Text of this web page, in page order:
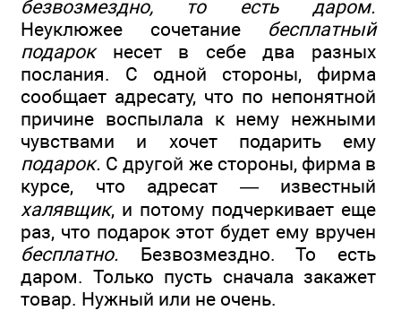
безвозмездно, то есть даром.
Неуклюжее сочетание бесплатный
подарокнесет в себе два разных
послания. С одной стороны, фирма
сообщает адресату, что по непонятной
причине воспылала к нему нежными
чувствами и хочет подарить ему
подарок. С другой же стороны, фирма в
курсе, что адресат — известный
халявщик, и потому подчеркивает еще
раз, что подарок этот будет ему вручен
бесплатно. Безвозмездно. То есть
даром. Только пусть сначала закажет
товар. Нужный или не очень.